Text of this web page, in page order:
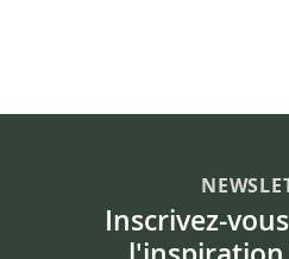
Inscrivez-